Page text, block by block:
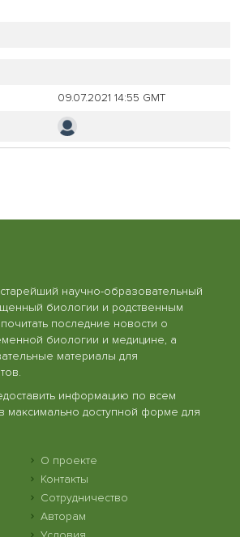
09.07.2021 14:55 GMT
научно-образовательный
биологии и родственным
последние новости о
биологии и медицине, а
материалы для
информацию по всем
максимально доступной форме для
О проекте
Контакты
Сотрудничество
Авторам